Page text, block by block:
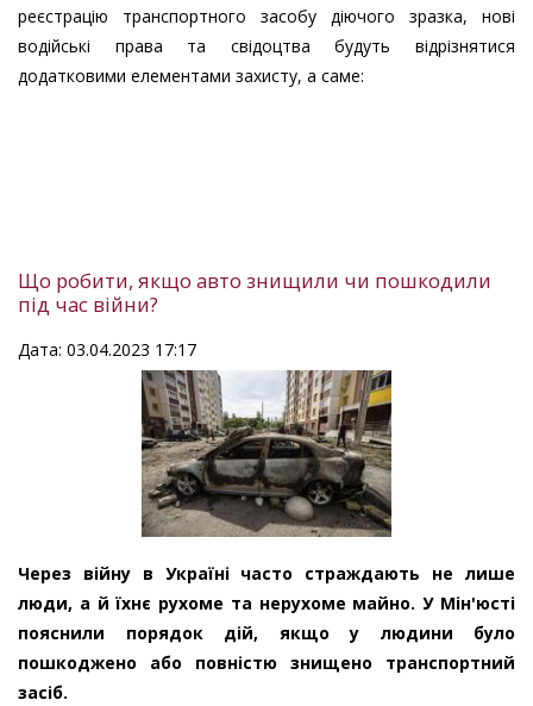
реєстрацію транспортного засобу діючого зразка, нові
водійські права та свідоцтва будуть відрізнятися
додатковими елементами захисту, а саме:
Що робити, якщо авто знищили чи пошкодили
під час війни?
Дата: 03.04.2023 17:17
Через війну в Україні часто страждають не лише
люди, а й їхнє рухоме та нерухоме майно. У Мін'юсті
пояснили порядок дій, якщо у людини було
пошкоджено або повністю знищено транспортний
засіб.